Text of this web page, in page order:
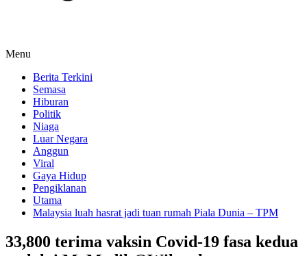
Menu
Berita Terkini
Semasa
Hiburan
Politik
Niaga
Luar Negara
Anggun
Viral
Gaya Hidup
Pengiklanan
Utama
Malaysia luah hasrat jadi tuan rumah Piala Dunia – TPM
33,800 terima vaksin Covid-19 fasa kedua